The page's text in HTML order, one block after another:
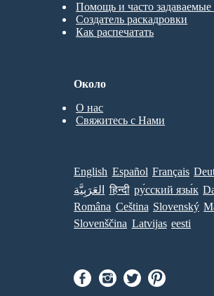
Помощь и часто
Создатель раскадровки
Как распечатать
Около
О нас
Свяжитесь с Нами
English Español Français
العَرَبِيَّة
हिन्दी ру́сский язы́к
Româna Ceština Slovenský
Slovenščina Latvijas eesti